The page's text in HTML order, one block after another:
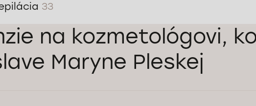
33
na kozmetológovi,
Maryne Pleskej